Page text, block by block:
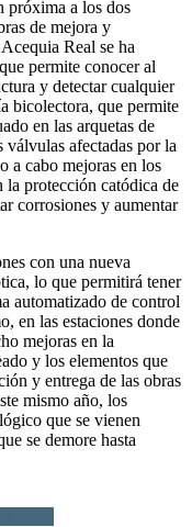
próxima a los dos
de mejora y
Real se ha
permite conocer al
y detectar cualquier
bicolectora, que permite
en las arquetas de
afectadas por la
a cabo mejoras en los
la protección catódica de
corrosiones y aumentar
con una nueva
lo que permitirá tener
automatizado de control
en las estaciones donde
mejoras en la
y los elementos que
y entrega de las obras
mismo año, los
que se vienen
se demore hasta